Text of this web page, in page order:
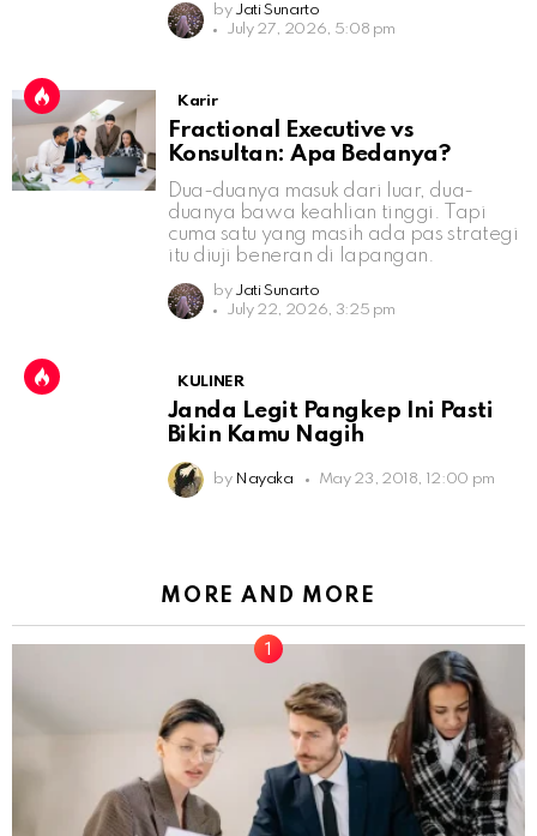
by Jati Sunarto
July 27, 2026, 5:08 pm
Karir
Fractional Executive vs
Konsultan: Apa Bedanya?
Dua-duanya masuk dari luar, dua-
duanya bawa keahlian tinggi. Tapi
cuma satu yang masih ada pas strategi
itu diuji beneran di lapangan.
by Jati Sunarto
July 22, 2026, 3:25 pm
KULINER
Janda Legit Pangkep Ini Pasti
Bikin Kamu Nagih
by Nayaka May 23, 2018, 12:00 pm
MORE AND MORE